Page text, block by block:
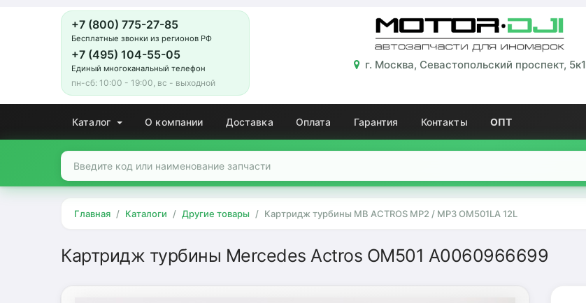
+7 (800) 775-27-85
Бесплатные звонки из регионов РФ
+7 (495) 104-55-05
Единый многоканальный телефон
пн-сб: 10:00 - 19:00, вс - выходной
г. Москва, Севастопольский проспект, 5к1
Каталог О компании Доставка Оплата Гарантия Контакты ОПТ
Главная Каталоги Другие товары Картридж турбины MB ACTROS MP2 / MP3 OM501LA 12L
Картридж турбины Mercedes Actros OM501 A0060966699